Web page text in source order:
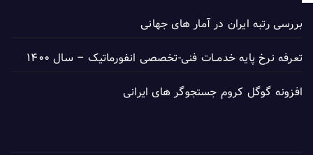
بررسی رتبه ایران در آمار های جهانی
تعرفه نرخ پایه خدمــات فنی-تخصصی انفورماتیک – سال ۱۴۰۰
افزونه گوگل کروم جستجوگر های ایرانی